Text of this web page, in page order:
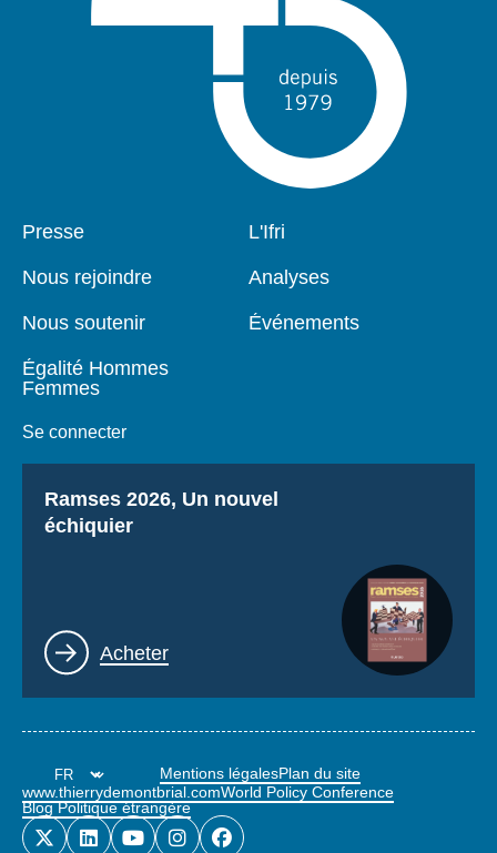
Pied
Presse
Nous rejoindre
Nous soutenir
Égalité Hommes
Femmes
Se connecter
Navigation
L'Ifri
Analyses
Événements
Titre
Ramses 2026, Un nouvel
échiquier
Lien
Acheter
Mentions légalesPlan du site
www.thierrydemontbrial.comWorld Policy Conference
Blog Politique étrangère